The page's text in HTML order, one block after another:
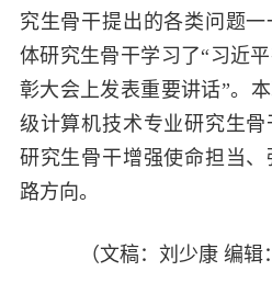
究生骨干提出的各类问题
体研究生骨干学习了“习近
彰大会上发表重要讲话”。
级计算机技术专业研究生
研究生骨干增强使命担当
路方向。
（文稿：刘少康 编